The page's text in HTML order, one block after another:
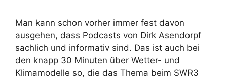
Man kann schon vorher immer fest davon
ausgehen, dass Podcasts von Dirk Asendorpf
sachlich und informativ sind. Das ist auch bei
den knapp 30 Minuten über Wetter- und
Klimamodelle so, die das Thema beim SWR3